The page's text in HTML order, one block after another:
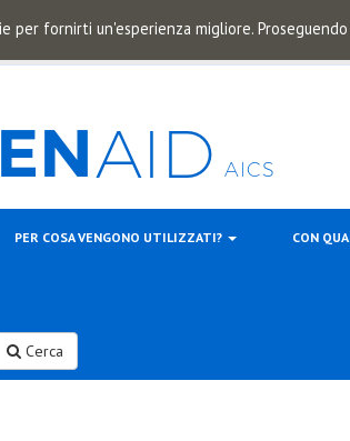
per fornirti un'esperienza migliore.
PER COSA VENGONO UTILIZZATI? CON
Cerca